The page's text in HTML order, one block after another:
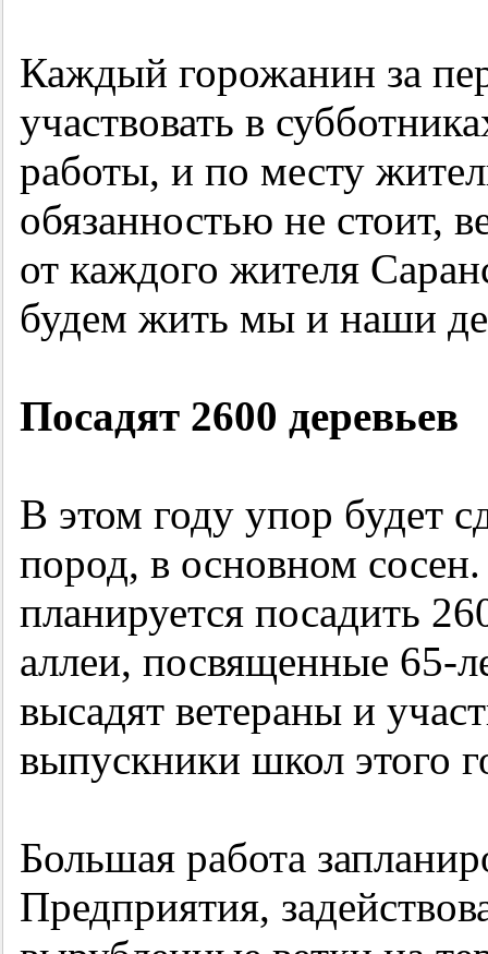
Каждый горожанин за
участвовать в
работы, и по месту
обязанностью не стоит,
от каждого жителя
будем жить мы и наши
Посадят 2600 деревьев
В этом году упор будет
пород, в основном
планируется посадить
аллеи, посвященные 65-
высадят ветераны и
выпускники школ этого
Большая работа
Предприятия,